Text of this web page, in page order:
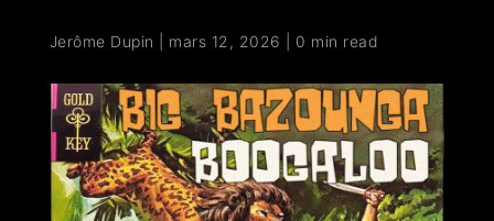
Jerôme Dupin mars 12, 2026 0 min read